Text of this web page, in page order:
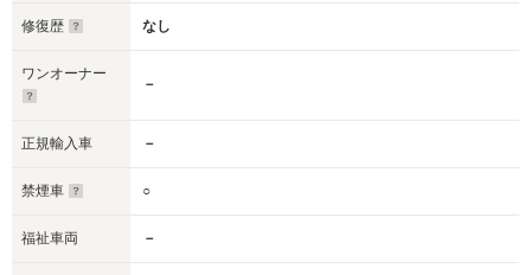
修復歴 なし
ワンオーナー
－
正規輸入車 －
禁煙車 ○
福祉車両 －